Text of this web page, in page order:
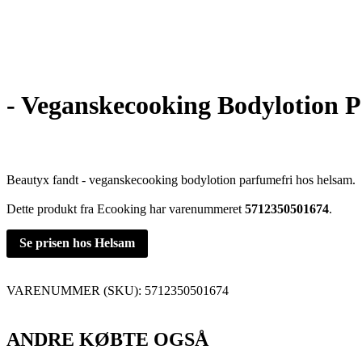
- Veganskecooking Bodylotion
Beautyx fandt - veganskecooking bodylotion parfumefri hos helsam.
Dette produkt fra Ecooking har varenummeret 5712350501674.
Se prisen hos Helsam
VARENUMMER (SKU): 5712350501674
ANDRE KØBTE OGSÅ